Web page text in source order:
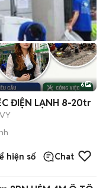
+2
6
ĐIỆN LẠNH 8-20tr
hiện số Chat